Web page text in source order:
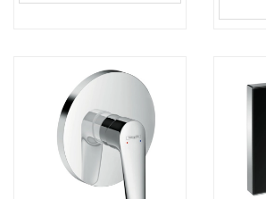
В КОРЗИНУ